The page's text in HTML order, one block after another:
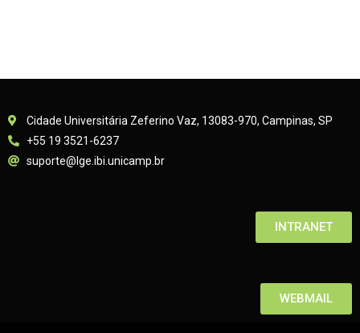
Cidade Universitária Zeferino Vaz, 13083-970, Campinas, SP
+55 19 3521-6237
suporte@lge.ibi.unicamp.br
INTRANET
WEBMAIL